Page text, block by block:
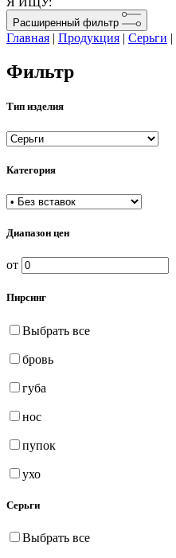
Расширенный фильтр
Главная | Продукция | Серьги |
Фильтр
Тип изделия
Категория
Диапазон цен
от
Пирсинг
Выбрать все
бровь
губа
нос
пупок
ухо
Серьги
Выбрать все